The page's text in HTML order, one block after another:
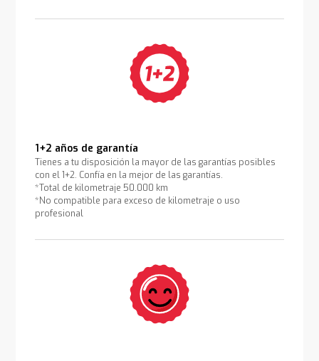
1+2 años de garantía
Tienes a tu disposición la mayor de las garantías posibles
con el 1+2. Confía en la mejor de las garantías.
*Total de kilometraje 50.000 km
*No compatible para exceso de kilometraje o uso
profesional